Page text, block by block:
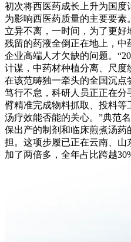
初次将西医药成长上升为国度
为影响西医药质量的主要要素
立异不离，一时间，为了更
残留的药液全倒正在地上，中
企业高端人才欠缺的问题。
计谋，中药材种植分离、尺
在该范畴独一牵头的全国沉点
笃行不怠，科研人员正正在
臂精准完成物料抓取、投料
汤疗效能否能的关心。”典范
保出产的制剂和临床煎煮汤
担。这项步履已正在云南、
加了两倍多，全年占比跨越